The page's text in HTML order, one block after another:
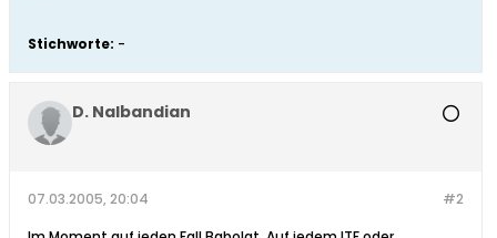
Stichworte: -
D. Nalbandian
#2
07.03.2005, 20:04